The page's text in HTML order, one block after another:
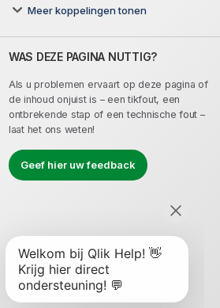
Meer koppelingen tonen
WAS DEZE PAGINA NUTTIG?
Als u problemen ervaart op deze pagina of
de inhoud onjuist is – een tikfout, een
ontbrekende stap of een technische fout –
laat het ons weten!
Geef hier uw feedback